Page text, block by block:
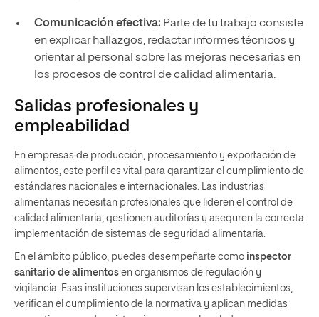
Comunicación efectiva: Parte de tu trabajo consiste
en explicar hallazgos, redactar informes técnicos y
orientar al personal sobre las mejoras necesarias en
los procesos de control de calidad alimentaria.
Salidas profesionales y
empleabilidad
En empresas de producción, procesamiento y exportación de
alimentos, este perfil es vital para garantizar el cumplimiento de
estándares nacionales e internacionales. Las industrias
alimentarias necesitan profesionales que lideren el control de
calidad alimentaria, gestionen auditorías y aseguren la correcta
implementación de sistemas de seguridad alimentaria.
En el ámbito público, puedes desempeñarte como inspector
sanitario de alimentos en organismos de regulación y
vigilancia. Esas instituciones supervisan los establecimientos,
verifican el cumplimiento de la normativa y aplican medidas